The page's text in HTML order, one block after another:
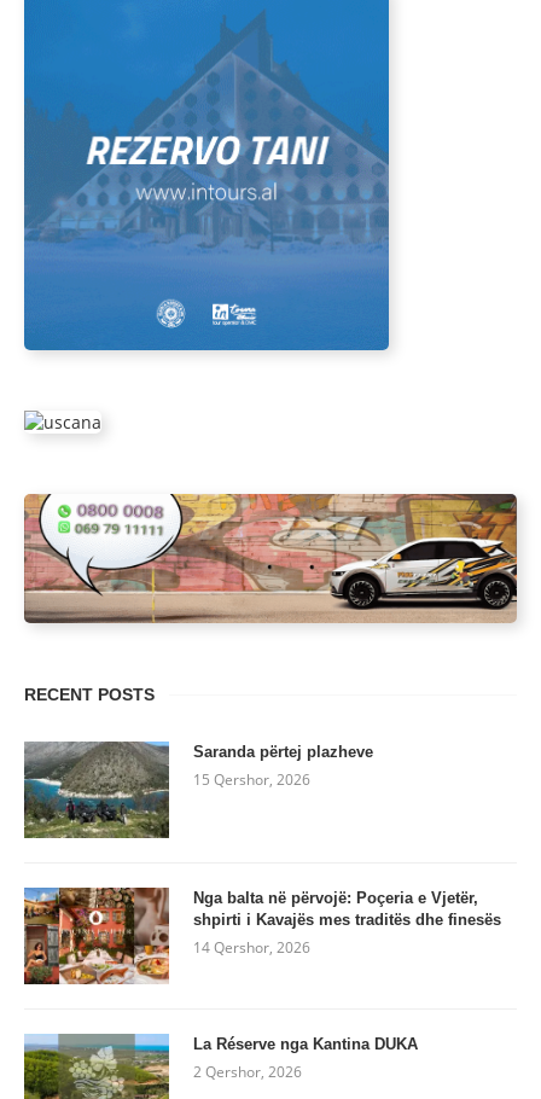
RECENT POSTS
Saranda përtej plazheve
15 Qershor, 2026
Nga balta në përvojë: Poçeria e Vjetër,
shpirti i Kavajës mes traditës dhe finesës
14 Qershor, 2026
La Réserve nga Kantina DUKA
2 Qershor, 2026